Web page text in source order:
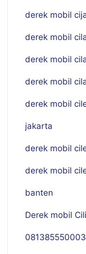
derek mobil
derek mobil
derek mobil
derek mobil
derek mobil
jakarta
derek mobil
derek mobil
banten
Derek mobil
081385550003